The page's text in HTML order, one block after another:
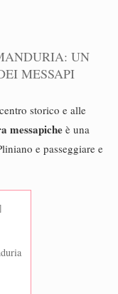
UN
MESSAPI
storico e alle
messapiche è una
e passeggiare e